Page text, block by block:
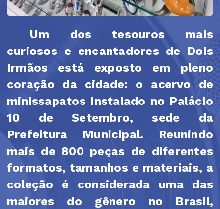
Um dos tesouros mais
curiosos e encantadores de Dois
Irmãos está exposto em pleno
coração da cidade: o acervo de
minissapatos instalado no Palácio
10 de Setembro, sede da
Prefeitura Municipal. Reunindo
mais de 800 peças de diferentes
formatos, tamanhos e materiais, a
coleção é considerada uma das
maiores do gênero no Brasil,